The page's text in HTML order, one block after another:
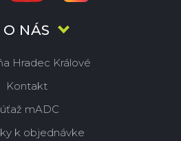
O NÁS
Hradec Králové
Kontakt
mADC
k objednávke